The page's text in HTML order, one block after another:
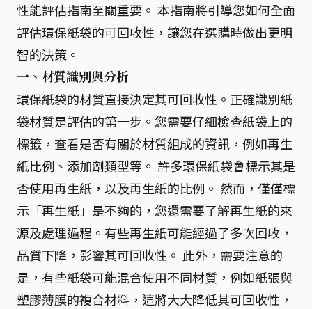
性能評估指南至關重要。 本指南將引導您如何全面
評估環保紙袋的可回收性，讓您在選購時做出更明
智的決策。
一、材質識別與分析
環保紙袋的材質直接決定其可回收性。正確識別紙
袋材質是評估的第一步。您需要仔細檢查紙袋上的
標籤，查看是否有關於材質組成的資訊，例如再生
紙比例、添加劑類型等。 許多環保紙袋會標示其是
否使用再生紙，以及再生紙的比例。 然而，僅僅標
示「再生紙」是不夠的，您還需要了解再生紙的來
源及處理過程。有些再生紙可能經過了多次回收，
品質下降，影響其可回收性。 此外，需要注意的
是，有些紙袋可能混合使用不同材質，例如紙張與
塑膠薄膜的複合材料，這將大大降低其可回收性，